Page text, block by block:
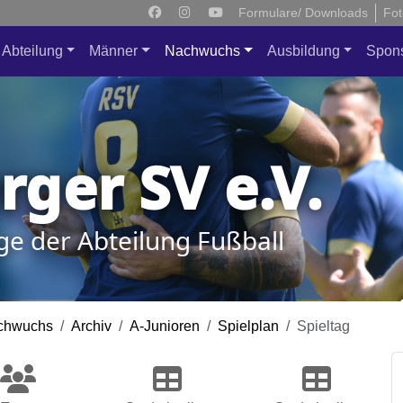
Formulare/ Downloads
Abteilung Männer Nachwuchs Ausbildung
SV e.V.
der Abteilung Fußball
Archiv A-Junioren Spielplan Spieltag